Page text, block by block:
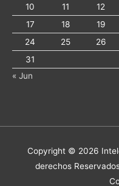
10
11 12
17
18 19
24
25 26
31
« Jun
Copyright © 2026
derechos